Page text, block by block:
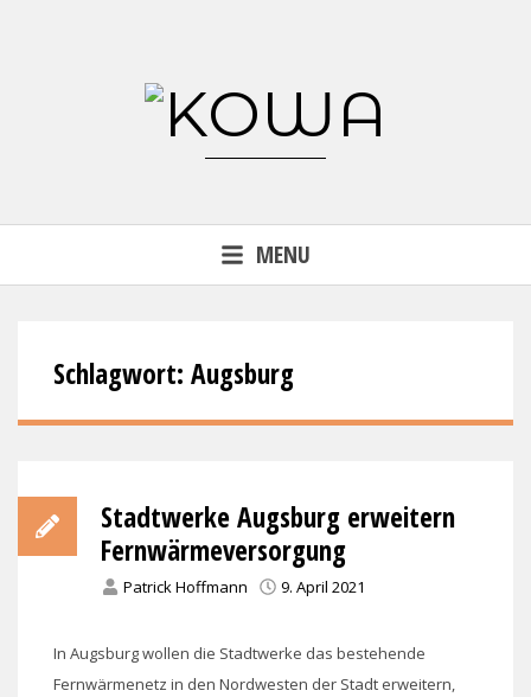
Wärmewende in der kommunalen
MENU
Schlagwort: Augsburg
Stadtwerke Augsburg erweitern
Fernwärmeversorgung
Patrick Hoffmann 9. April 2021
In Augsburg wollen die Stadtwerke das bestehende
Fernwärmenetz in den Nordwesten der Stadt erweitern,